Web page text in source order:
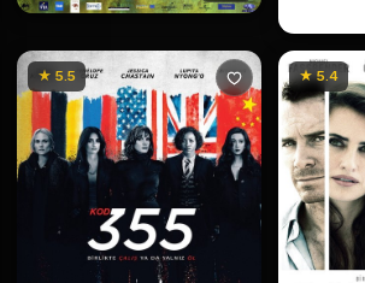
★ 5.5 ★ 5.4